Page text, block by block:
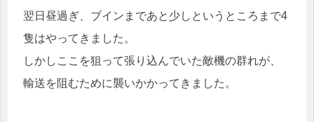
翌日昼過ぎ、ブインまであと少しというところまで4
隻はやってきました。
しかしここを狙って張り込んでいた敵機の群れが、
輸送を阻むために襲いかかってきました。